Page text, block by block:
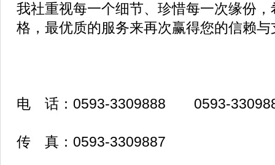
我社重视每一个细节、珍惜每一次缘份
格，最优质的服务来再次赢得您的信赖与
电 话：0593-3309888 0593-
传 真：0593-3309887